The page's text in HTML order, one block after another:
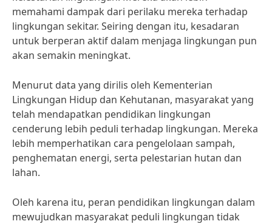
memahami dampak dari perilaku mereka terhadap
lingkungan sekitar. Seiring dengan itu, kesadaran
untuk berperan aktif dalam menjaga lingkungan pun
akan semakin meningkat.
Menurut data yang dirilis oleh Kementerian
Lingkungan Hidup dan Kehutanan, masyarakat yang
telah mendapatkan pendidikan lingkungan
cenderung lebih peduli terhadap lingkungan. Mereka
lebih memperhatikan cara pengelolaan sampah,
penghematan energi, serta pelestarian hutan dan
lahan.
Oleh karena itu, peran pendidikan lingkungan dalam
mewujudkan masyarakat peduli lingkungan tidak